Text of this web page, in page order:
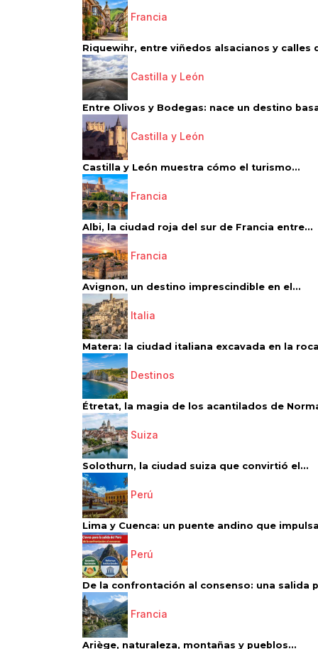
Francia
Riquewihr, entre viñedos alsacianos y calles
Castilla y León
Entre Olivos y Bodegas: nace un destino
Castilla y León
Castilla y León muestra cómo el turismo...
Francia
Albi, la ciudad roja del sur de Francia entre...
Francia
Avignon, un destino imprescindible en el...
Italia
Matera: la ciudad italiana excavada en la
Destinos
Étretat, la magia de los acantilados de
Suiza
Solothurn, la ciudad suiza que convirtió el...
Perú
Lima y Cuenca: un puente andino que
Perú
De la confrontación al consenso: una salida
Francia
Ariège, naturaleza, montañas y pueblos...